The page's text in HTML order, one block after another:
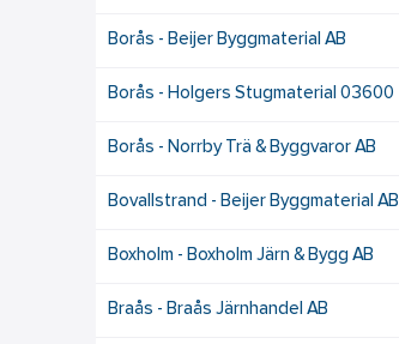
Borås - Beijer Byggmaterial AB
Borås - Holgers Stugmaterial 03600
Borås - Norrby Trä & Byggvaror AB
Bovallstrand - Beijer Byggmaterial AB
Boxholm - Boxholm Järn & Bygg AB
Braås - Braås Järnhandel AB